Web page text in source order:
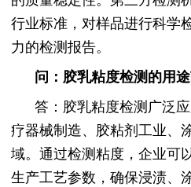
行业标准，对样品进行科学
力的检测报告。
问：胶乳粘度检测的用
答：胶乳粘度检测广泛
疗器械制造、胶粘剂工业、
域。通过检测粘度，企业可
生产工艺参数，确保浸渍、